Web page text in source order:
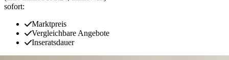
sofort:
Marktpreis
Vergleichbare Angebote
Inseratsdauer